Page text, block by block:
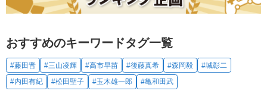
おすすめのキーワードタグ一覧
#藤田晋 #三山凌輝 #高市早苗 #後藤真希 #森岡毅
#城彰二
#内田有紀
#松田聖子 #玉木雄一郎 #亀和田武